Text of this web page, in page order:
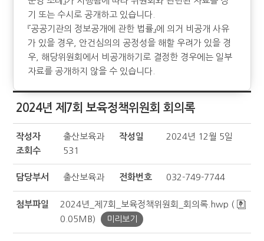
기 또는 수시로 공개하고 있습니다.
『공공기관의 정보공개에 관한 법률』에 의거 비공개 사유
가 있을 경우, 안건심의의 공정성을 해할 우려가 있을 경
우, 해당위원회에서 비공개하기로 결정한 경우에는 일부
자료를 공개하지 않을 수 있습니다.
2024년 제7회 보육정책위원회 회의록
작성자 출산보육과 작성일
2024년 12월 5일
조회수
531
담당부서 출산보육과 전화번호 032-749-7744
첨부파일
2024년_제7회_보육정책위원회_회의록.hwp (
0.05MB)
미리보기